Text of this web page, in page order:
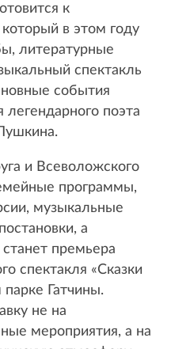
к
в этом году
литературные
спектакль
события
поэта
и Всеволожского
программы,
музыкальные
а
премьера
спектакля «Сказки
Гатчины.
не на
мероприятия, а на